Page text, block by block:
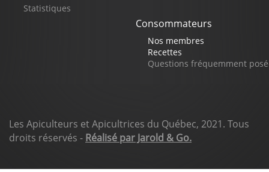
Statistiques
Consommateurs
Nos membres
Recettes
Questions fréquemment
Les Apiculteurs et Apicultrices du Québec, 2021. Tous
droits réservés - Réalisé par Jarold & Go.